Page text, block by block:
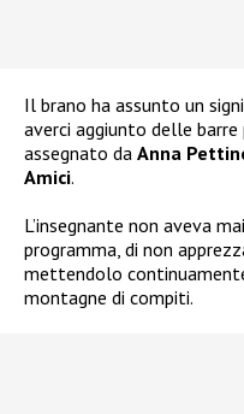
Il brano ha assunto un
averci aggiunto delle
assegnato da Anna
Amici.
L’insegnante non aveva
programma, di non
mettendolo
montagne di compiti.